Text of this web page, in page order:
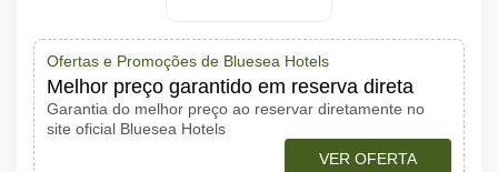
Ofertas e Promoções de Bluesea Hotels
Melhor preço garantido em reserva direta
Garantia do melhor preço ao reservar diretamente no
site oficial Bluesea Hotels
VER OFERTA